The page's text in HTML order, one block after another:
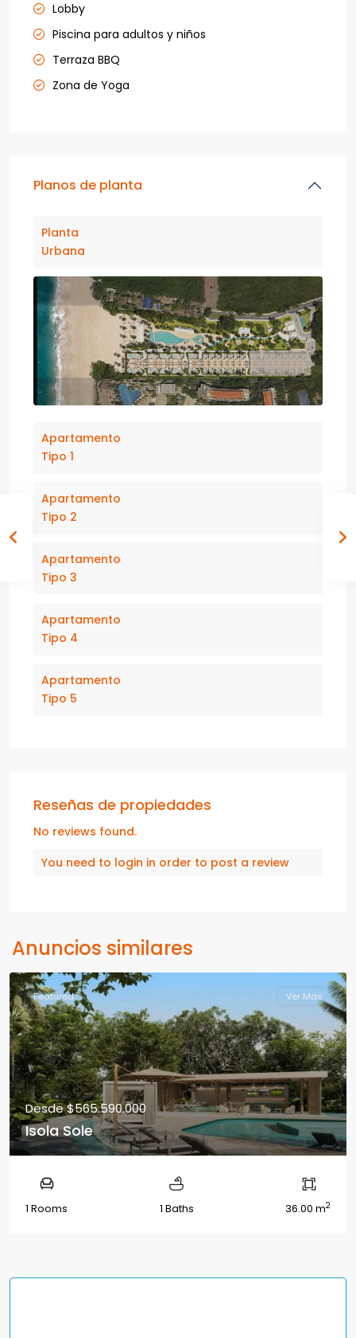
Lobby
Piscina para adultos y niños
Terraza BBQ
Zona de Yoga
Planos de planta
Planta
Urbana
Apartamento
Tipo 1
Apartamento
Tipo 2
Apartamento
Tipo 3
Apartamento
Tipo 4
Apartamento
Tipo 5
Reseñas de propiedades
No reviews found.
You need to login in order to post a review
Anuncios similares
Featured Ver Más
Desde$565.590.000
Isola Sole
1 Rooms 1 Baths 36.00 m2